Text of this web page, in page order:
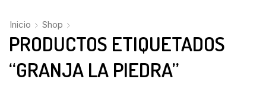
Inicio Shop
PRODUCTOS ETIQUETADOS
“GRANJA LA PIEDRA”